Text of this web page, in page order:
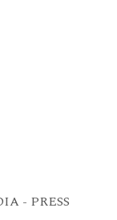
- PRESS